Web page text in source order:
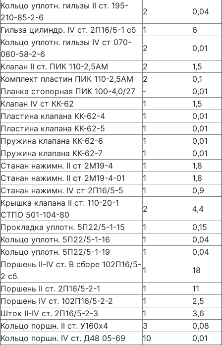
Кольцо уплотн. гильзы II ст. 195-
210-85-2-6
2
0,04
Гильза цилиндр. IV ст. 2П16/5-1 сб
1
6
Кольцо уплотн. гильзы IV ст 070-
080-58-2-6
2
0,01
Клапан II ст. ПИК 110-2,5АМ
2
1,5
Комплект пластин ПИК 110-2,5АМ
2
0,1
Планка стопорная ПИК 100-4,0/27
-
0,01
Клапан IV ст КК-62
1
1,5
Пластина клапана КК-62-4
1
0,01
Пластина клапана КК-62-5
1
0,01
Пружина клапана КК-62-6
1
0,01
Пружина клапана КК-62-7
1
0,01
Станан нажимн. II ст 2М19-4
1
1,8
Станан нажимн. II ст 2М19-4-01
1
1,8
Станан нажимн. IV ст 2П16/5-5
1
0,9
Крышка клапана II ст. 110-20-1
СТПО 501-104-80
2
4,4
Прокладка уплотн. 5П22/5-1-15
1
0,15
Кольцо уплотн. 5П22/5-1-16
1
0,04
Кольцо уплотн. 5П22/5-1-19
1
0,04
Поршень II-IV ст. В сборе 102П16/5-
2 сб.
1
18
Поршень II ст. 2П16/5-2-1
1
11
Поршень IV ст. 102П16/5-2-2
1
2,5
Шток II-IV ст. 2П16/5-2-3
1
3,6
Кольцо поршн. II ст. У160х4
3
0,08
Кольцо поршн. IV ст. Д48 05-69
10
0,01